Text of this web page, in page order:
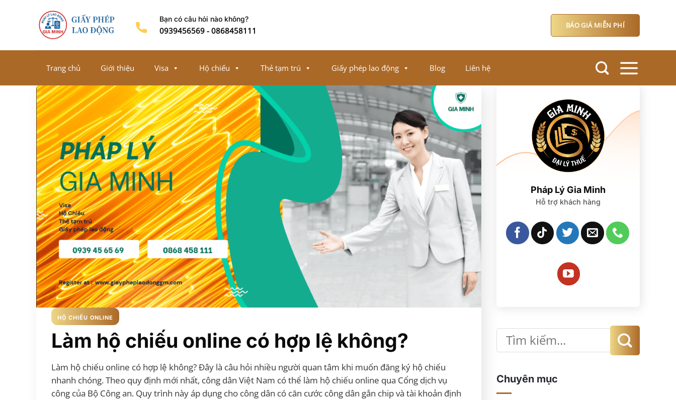
nội
Bạn có câu hỏi nào không?
0939456569-0868458111
BÁO GIÁ MIỄN PHÍ
Trang chủ Giới thiệu Visa Hộ chiếu Thẻ tạm trú Giấy phép lao động Blog Liên hệ
HỘ CHIẾU ONLINE
Làm hộ chiếu online có hợp lệ không?
Làm hộ chiếu online có hợp lệ không? Đây là câu hỏi nhiều người quan tâm khi muốn đăng ký hộ chiếu
nhanh chóng. Theo quy định mới nhất, công dân Việt Nam có thể làm hộ chiếu online qua Cổng dịch vụ
công của Bộ Công an. Quy trình này áp dụng cho công dân có căn cước công dân gắn chip và tài khoản định
Pháp Lý Gia Minh
Hỗ trợ khách hàng
Chuyên mục